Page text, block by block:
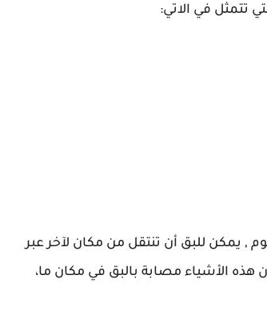
تتمثل في الاتي:
, يمكن للبق أن تنتقل من مكان لآخر عبر
هذه الأشياء مصابة بالبق في مكان ما،